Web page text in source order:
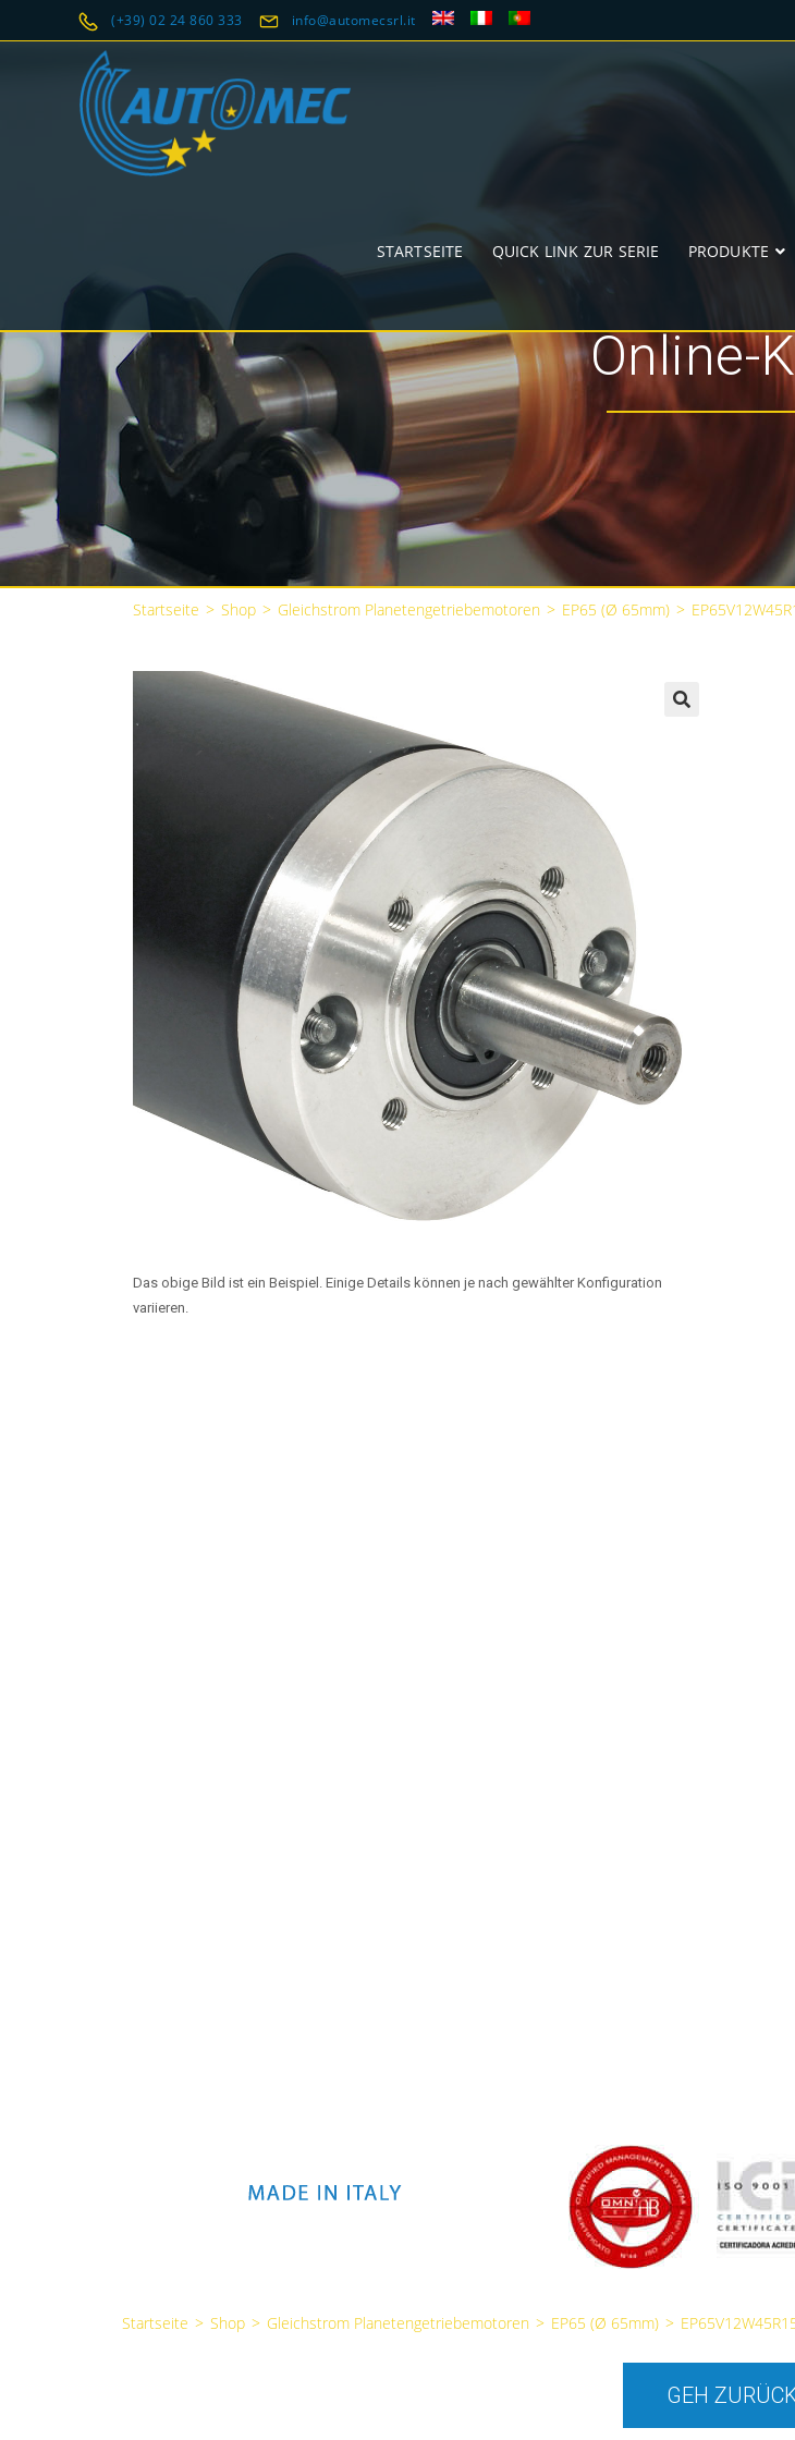
(+39) 02 24 860 333 info@automecsrl.it
STARTSEITE QUICK LINK ZUR SERIE PRODUKTE
Online-
Startseite > Shop > Gleichstrom Planetengetriebemotoren > EP65 (Ø 65mm) >
Das obige Bild ist ein Beispiel. Einige Details können je nach gewählter Konfiguration
variieren.
Startseite > Shop > Gleichstrom Planetengetriebemotoren > EP65 (Ø 65mm) >
GEH